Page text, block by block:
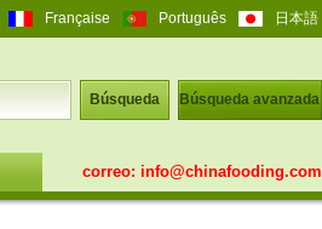
日本語
Português
Française
Búsqueda Búsqueda avanzada
correo: info@chinafooding.com